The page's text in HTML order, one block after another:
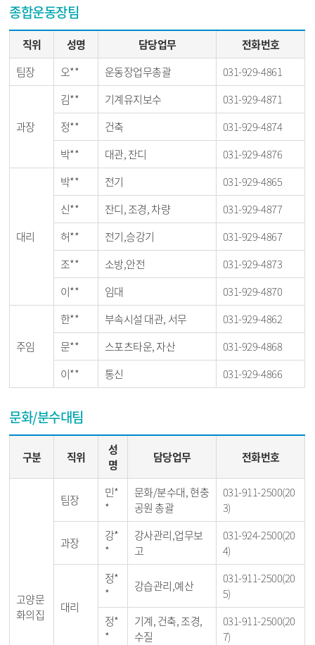
종합운동장팀
직위 성명 담당업무
전화번호
팀장
오** 운동장업무총괄 031-929-4861
과장
김** 기계유지보수
031-929-4871
정**
건축
031-929-4874
박**
대관, 잔디 031-929-4876
대리
박** 전기
031-929-4865
신**
잔디, 조경, 차량
031-929-4877
허**
전기,승강기
031-929-4867
조**
소방,안전
031-929-4873
이**
임대 031-929-4870
주임
한** 부속시설 대관, 서무
031-929-4862
문**
스포츠타운, 자산
031-929-4868
이**
통신 031-929-4866
문화/분수대팀
구분 직위
성
명
담당업무 전화번호
고양문
화의집
팀장
민*
*
문화/분수대, 현충
공원 총괄
031-911-2500(20
3)
과장
강*
*
강사관리,업무보
고
031-924-2500(20
4)
대리
정*
*
강습관리,예산
031-911-2500(20
5)
정*
*
기계, 건축, 조경,
수질
031-911-2500(20
7)